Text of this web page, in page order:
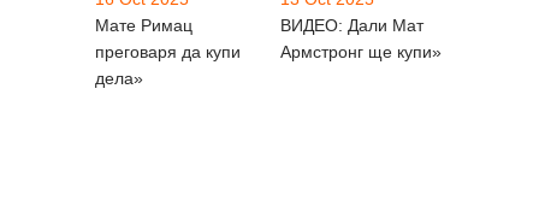
Мате Римац
преговаря да купи
дела»
ВИДЕО: Дали Мат
Армстронг ще купи»